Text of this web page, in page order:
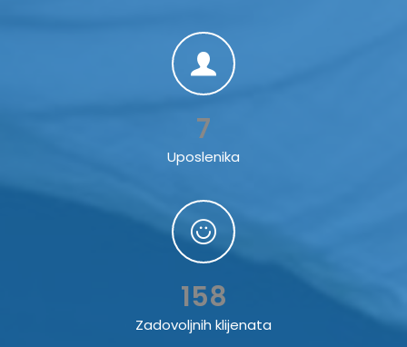
7
Uposlenika
158
Zadovoljnih klijenata